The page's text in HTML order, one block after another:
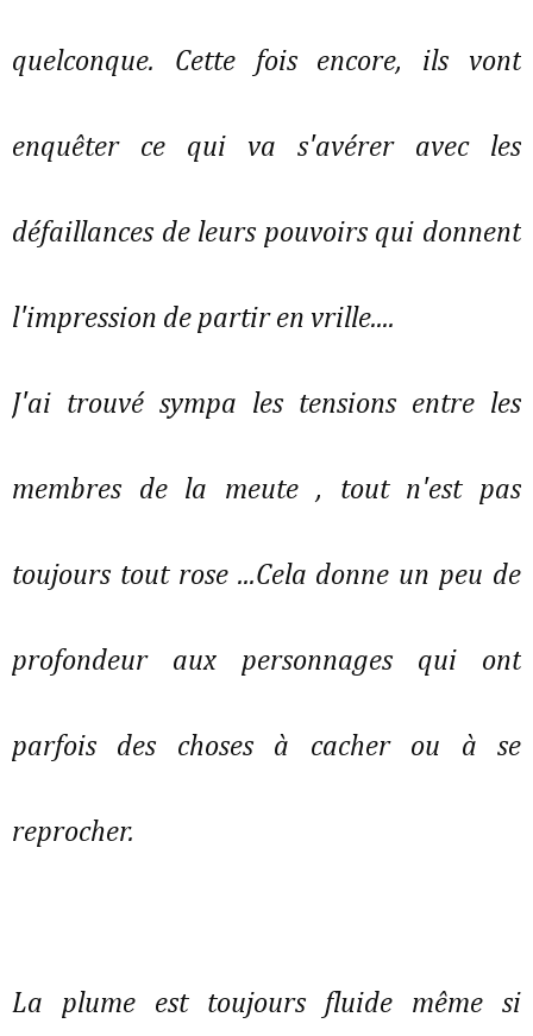
quelconque. Cette fois encore, ils vont
enquêter ce qui va s'avérer avec les
défaillances de leurs pouvoirs qui donnent
l'impression de partir en vrille....
J'ai trouvé sympa les tensions entre les
membres de la meute , tout n'est pas
toujours tout rose ...Cela donne un peu de
profondeur aux personnages qui ont
parfois des choses à cacher ou à se
reprocher.
La plume est toujours fluide même si